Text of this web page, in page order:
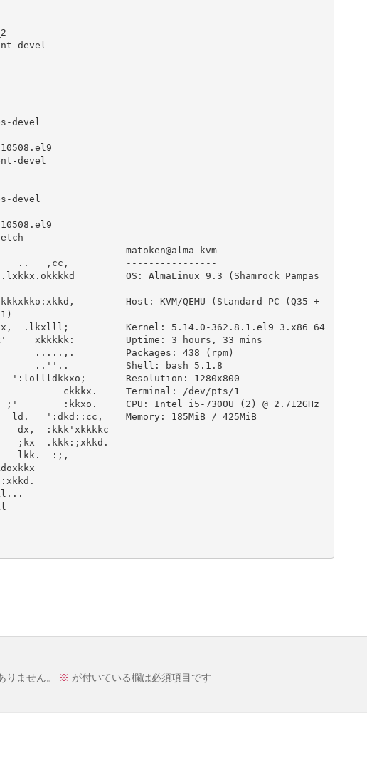
devel
devel
devel
devel
:kkxo.     CPU: Intel i5-7300U (2) @ 2.712GHz
':dkd::cc,    Memory: 185MiB / 425MiB
ません。
※ が付いている欄は必須項目です